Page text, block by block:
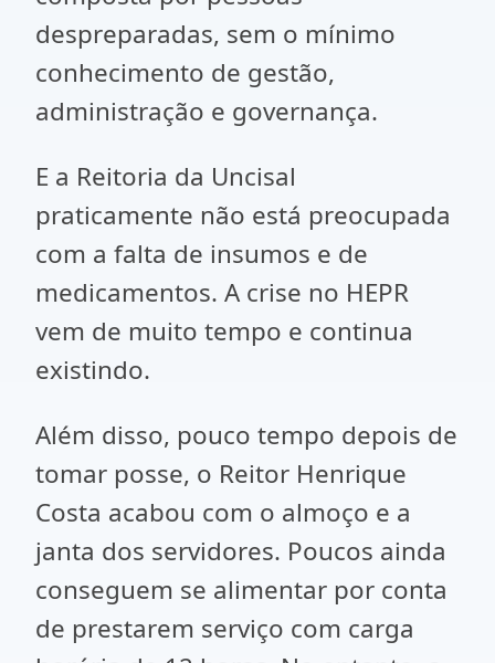
despreparadas, sem o mínimo
conhecimento de gestão,
administração e governança.
E a Reitoria da Uncisal
praticamente não está preocupada
com a falta de insumos e de
medicamentos. A crise no HEPR
vem de muito tempo e continua
existindo.
Além disso, pouco tempo depois de
tomar posse, o Reitor Henrique
Costa acabou com o almoço e a
janta dos servidores. Poucos ainda
conseguem se alimentar por conta
de prestarem serviço com carga